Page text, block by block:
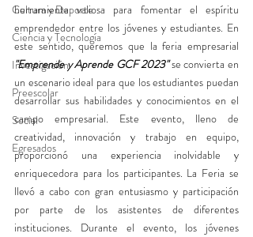
Cultura y Deporte
Ciencia y Tecnología
Investigación
Preescolar
Social
Egresados
herramienta valiosa para fomentar el espíritu
emprendedor entre los jóvenes y estudiantes. En
"Emprende y Aprende GCF 2023" se convierta en
un escenario ideal para que los estudiantes puedan
desarrollar sus habilidades y conocimientos en el
campo empresarial. Este evento, lleno de
creatividad, innovación y trabajo en equipo,
proporcionó una experiencia inolvidable y
enriquecedora para los participantes. La Feria se
llevó a cabo con gran entusiasmo y participación
por parte de los asistentes de diferentes
instituciones. Durante el evento, los jóvenes